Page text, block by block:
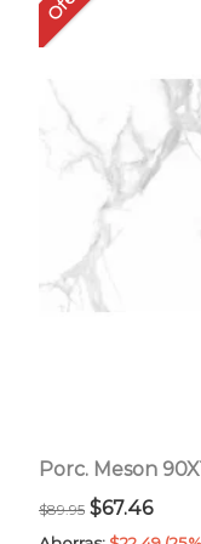
Porc. Meson
$89.95 El
$67.46El